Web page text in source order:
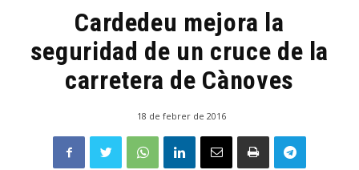
Cardedeu mejora la
seguridad de un cruce de la
carretera de Cànoves
18 de febrer de 2016